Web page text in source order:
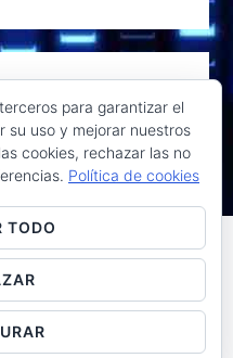
reservados© 2026 ·
para garantizar el
su uso y mejorar nuestros
cookies, rechazar las no
Política de cookies
TODO